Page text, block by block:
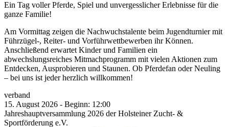
Ein Tag voller Pferde, Spiel und unvergesslicher Erlebnisse für die
ganze Familie!
Am Vormittag zeigen die Nachwuchstalente beim Jugendturnier mit
Führzügel-, Reiter- und Vorführwettbewerben ihr Können.
Anschließend erwartet Kinder und Familien ein
abwechslungsreiches Mitmachprogramm mit vielen Aktionen zum
Entdecken, Ausprobieren und Staunen. Ob Pferdefan oder Neuling
– bei uns ist jeder herzlich willkommen!
verband
15. August 2026 - Beginn: 12:00
Jahreshauptversammlung 2026 der Holsteiner Zucht- &
Sportförderung e.V.